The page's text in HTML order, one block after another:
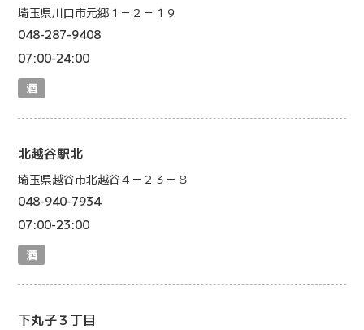
埼玉県川口市元郷１－２－１９
048-287-9408
07:00-24:00
酒
北越谷駅北
埼玉県越谷市北越谷４－２３－８
048-940-7934
07:00-23:00
酒
下丸子３丁目